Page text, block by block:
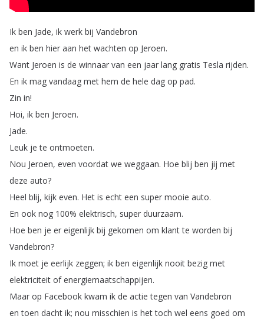
Ik ben Jade, ik werk bij Vandebron
en ik ben hier aan het wachten op Jeroen.
Want Jeroen is de winnaar van een jaar lang gratis Tesla rijden.
En ik mag vandaag met hem de hele dag op pad.
Zin in!
Hoi, ik ben Jeroen.
Jade.
Leuk je te ontmoeten.
Nou Jeroen, even voordat we weggaan. Hoe blij ben jij met
deze auto?
Heel blij, kijk even. Het is echt een super mooie auto.
En ook nog 100% elektrisch, super duurzaam.
Hoe ben je er eigenlijk bij gekomen om klant te worden bij
Vandebron?
Ik moet je eerlijk zeggen; ik ben eigenlijk nooit bezig met
elektriciteit of energiemaatschappijen.
Maar op Facebook kwam ik de actie tegen van Vandebron
en toen dacht ik; nou misschien is het toch wel eens goed om